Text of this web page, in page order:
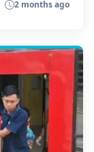
2 months ago